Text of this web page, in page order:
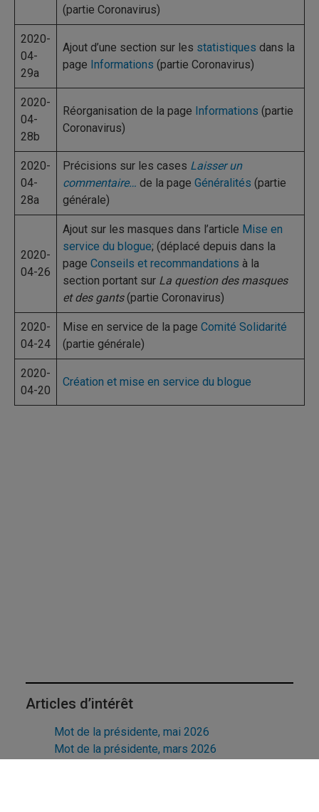
Articles d’intérêt
Mot de la présidente, mai 2026
Mot de la présidente, mars 2026
(partie Coronavirus)
2020-
04-
29a
Ajout d’une section sur les statistiques dans la
page Informations (partie Coronavirus)
2020-
04-
28b
Réorganisation de la page Informations (partie
Coronavirus)
2020-
04-
28a
Précisions sur les cases Laisser un
commentaire… de la page Généralités (partie
générale)
2020-
04-26
Ajout sur les masques dans l’article Mise en
service du blogue; (déplacé depuis dans la
page Conseils et recommandations à la
section portant sur La question des masques
et des gants(partie Coronavirus)
2020-
04-24
Mise en service de la page Comité Solidarité
(partie générale)
2020-
04-20
Création et mise en service du blogue